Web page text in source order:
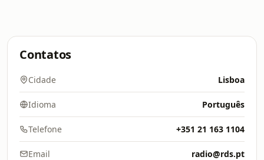
Contatos
Cidade Lisboa
Idioma Português
Telefone +351 21 163 1104
Email radio@rds.pt